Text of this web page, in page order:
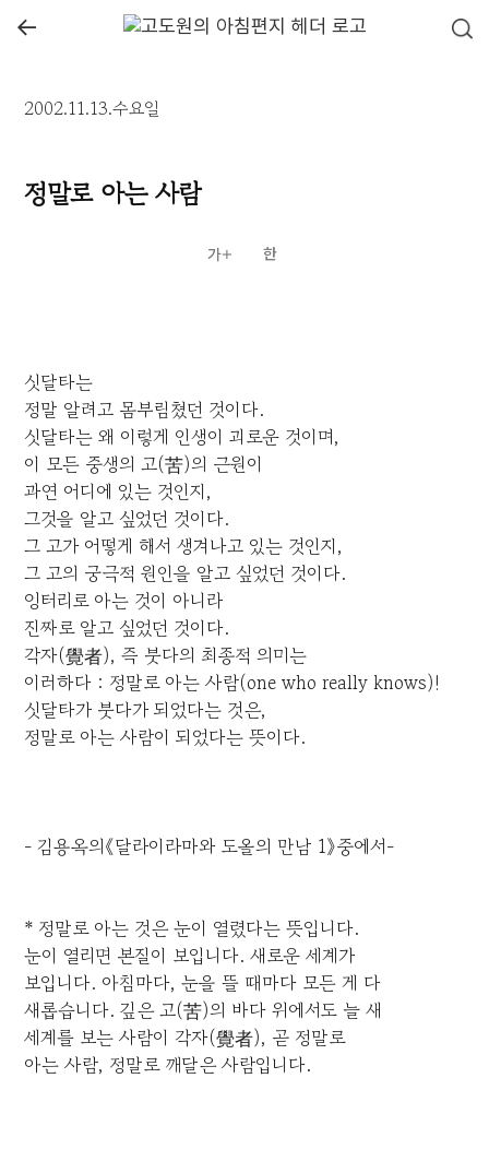
←
2002.11.13.수요일
정말로 아는 사람
싯달타는
정말 알려고 몸부림쳤던 것이다.
싯달타는 왜 이렇게 인생이 괴로운 것이며,
이 모든 중생의 고(苦)의 근원이
과연 어디에 있는 것인지,
그것을 알고 싶었던 것이다.
그 고가 어떻게 해서 생겨나고 있는 것인지,
그 고의 궁극적 원인을 알고 싶었던 것이다.
엉터리로 아는 것이 아니라
진짜로 알고 싶었던 것이다.
각자(覺者), 즉 붓다의 최종적 의미는
이러하다 : 정말로 아는 사람(one who really knows)!
싯달타가 붓다가 되었다는 것은,
정말로 아는 사람이 되었다는 뜻이다.
- 김용옥의《달라이라마와 도올의 만남 1》중에서-
* 정말로 아는 것은 눈이 열렸다는 뜻입니다.
눈이 열리면 본질이 보입니다. 새로운 세계가
보입니다. 아침마다, 눈을 뜰 때마다 모든 게 다
새롭습니다. 깊은 고(苦)의 바다 위에서도 늘 새
세계를 보는 사람이 각자(覺者), 곧 정말로
아는 사람, 정말로 깨달은 사람입니다.